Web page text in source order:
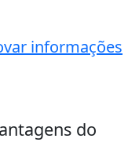
informações
do